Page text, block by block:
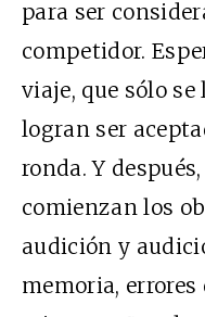
para ser
competidor.
viaje, que sólo se
logran ser
ronda. Y
comienzan los
audición y
memoria, errores